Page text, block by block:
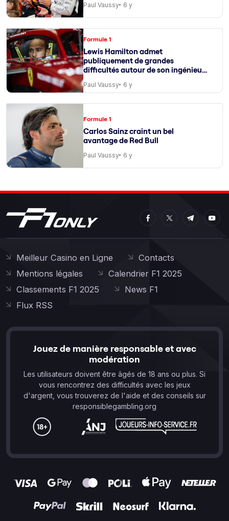
Paul Vaussy 6 y
Formule 1
Lewis Hamilton admet
publiquement de grandes
difficultés autour de son ingénieur
Paul Vaussy 6 y
Formule 1
Carlos Sainz craint un bel
avantage de Red Bull
Paul Vaussy 6 y
Meilleur Casino en Ligne
Contacts
Mentions légales
Calendrier F1 2025
Classements F1 2025
News F1
Flux RSS
Jouez de manière responsable et avec
modération
Les utilisateurs doivent être âgés de 18 ans ou plus. Si
vous rencontrez des difficultés avec les jeux
d'argent, vous trouverez de l'aide et des conseils sur
responsiblegambling.org